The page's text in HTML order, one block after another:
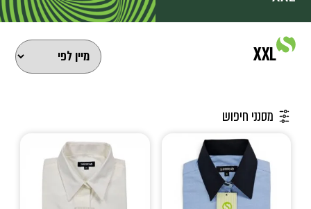
XXL
מסנני חיפוש